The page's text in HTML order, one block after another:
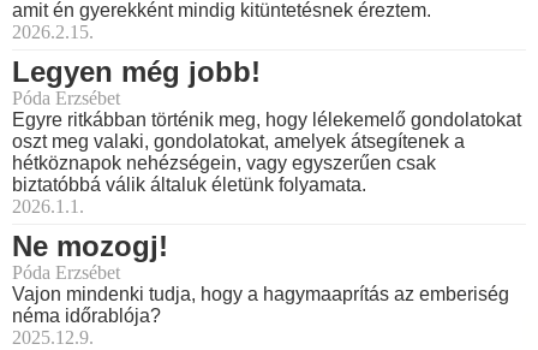
amit én gyerekként mindig kitüntetésnek éreztem.
2026.2.15.
Legyen még jobb!
Póda Erzsébet
Egyre ritkábban történik meg, hogy lélekemelő gondolatokat
oszt meg valaki, gondolatokat, amelyek átsegítenek a
hétköznapok nehézségein, vagy egyszerűen csak
biztatóbbá válik általuk életünk folyamata.
2026.1.1.
Ne mozogj!
Póda Erzsébet
Vajon mindenki tudja, hogy a hagymaaprítás az emberiség
néma időrablója?
2025.12.9.